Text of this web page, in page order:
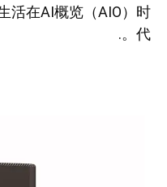
活在AI概览（AIO）时
代。.